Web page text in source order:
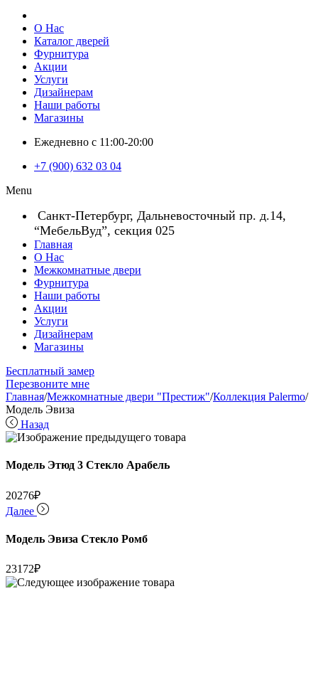
О Нас
Каталог дверей
Фурнитура
Акции
Услуги
Дизайнерам
Наши работы
Магазины
Ежедневно с 11:00-20:00
+7 (900) 632 03 04
Menu
Санкт-Петербург, Дальневосточный пр. д.14,
“МебельВуд”, секция 025
Главная
О Нас
Межкомнатные двери
Фурнитура
Наши работы
Акции
Услуги
Дизайнерам
Магазины
Бесплатный замер
Перезвоните мне
Главная/Межкомнатные двери "Престиж"/Коллекция Palermo/
Модель Эвиза
Назад
Модель Этюд 3 Стекло Арабель
20276₽
Далее
Модель Эвиза Стекло Ромб
23172₽